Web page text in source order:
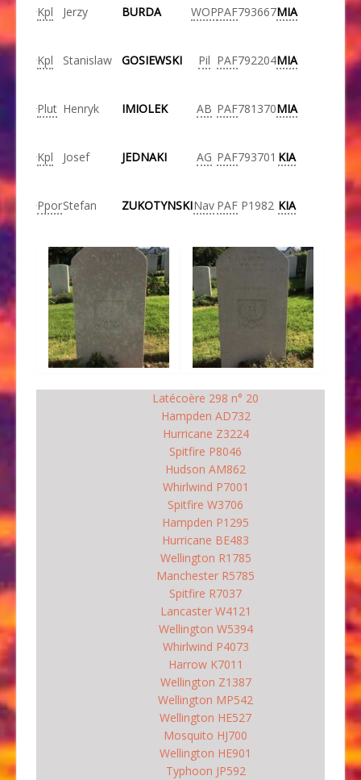
Kpl Jerzy BURDA WOPPAF793667MIA
Kpl Stanislaw GOSIEWSKI Pil PAF792204MIA
Plut Henryk IMIOLEK AB PAF781370MIA
Kpl Josef JEDNAKI AG PAF793701 KIA
PporStefan ZUKOTYNSKINav PAF P1982 KIA
Latécoère 298 n° 20
Hampden AD732
Hurricane Z3224
Spitfire P8046
Hudson AM862
Whirlwind P7001
Spitfire W3706
Hampden P1295
Hurricane BE483
Wellington R1785
Manchester R5785
Spitfire R7037
Lancaster W4121
Wellington W5394
Whirlwind P4073
Harrow K7011
Wellington Z1387
Wellington MP542
Wellington HE527
Mosquito HJ700
Wellington HE901
Typhoon JP592